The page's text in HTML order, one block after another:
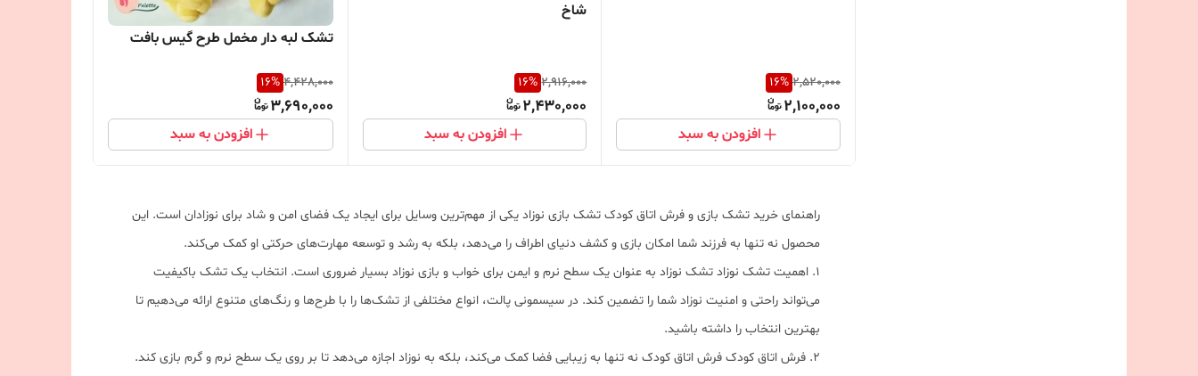
2,520,000
16%
2,100,000
افزودن به سبد
شاخ
2,916,000
16%
2,430,000
افزودن به سبد
تشک لبه دار مخمل طرح گیس بافت
4,428,000
16%
3,690,000
افزودن به سبد
راهنمای خرید تشک بازی و فرش اتاق کودک تشک بازی نوزاد یکی از مهم‌ترین وسایل برای ایجاد یک فضای امن و شاد برای نوزادان است. این
محصول نه تنها به فرزند شما امکان بازی و کشف دنیای اطراف را می‌دهد، بلکه به رشد و توسعه مهارت‌های حرکتی او کمک می‌کند.
۱. اهمیت تشک نوزاد تشک نوزاد به عنوان یک سطح نرم و ایمن برای خواب و بازی نوزاد بسیار ضروری است. انتخاب یک تشک باکیفیت
می‌تواند راحتی و امنیت نوزاد شما را تضمین کند. در سیسمونی پالت، انواع مختلفی از تشک‌ها را با طرح‌ها و رنگ‌های متنوع ارائه می‌دهیم تا
بهترین انتخاب را داشته باشید.
۲. فرش اتاق کودک فرش اتاق کودک نه تنها به زیبایی فضا کمک می‌کند، بلکه به نوزاد اجازه می‌دهد تا بر روی یک سطح نرم و گرم بازی کند.